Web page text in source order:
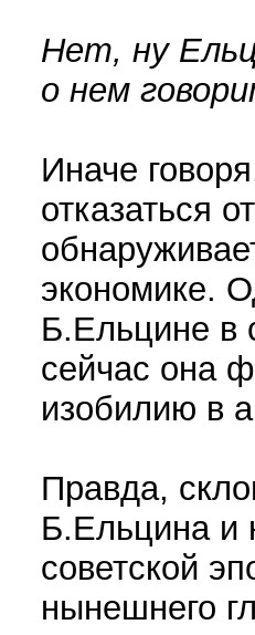
Нет, ну
о нем
Иначе
отказаться
экономике.
Б.Ельцине в
сейчас она
изобилию в
Правда,
Б.Ельцина и
советской
нынешнего